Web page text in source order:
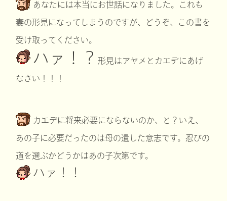
あなたには本当にお世話になりました。これも
妻の形見になってしまうのですが、どうぞ、この書を
受け取ってください。
ハァ！？形見はアヤメとカエデにあげ
なさい！！！
カエデに将来必要にならないのか、と？いえ、
あの子に必要だったのは母の遺した意志です。忍びの
道を選ぶかどうかはあの子次第です。
ハァ！！